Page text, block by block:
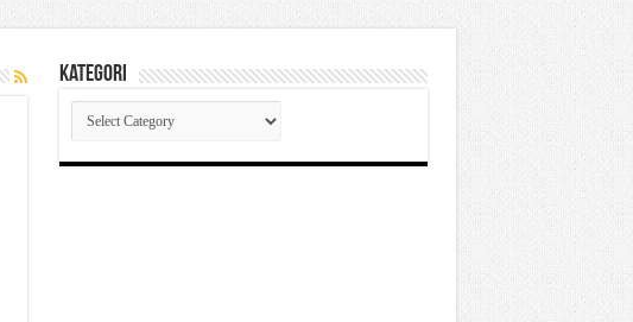
Kategori
Kategori